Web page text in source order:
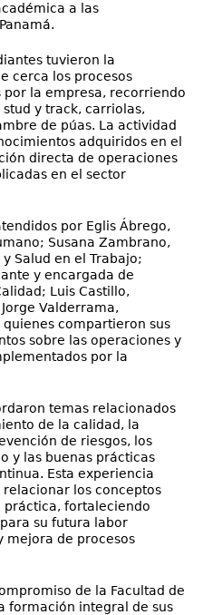
a las
tuvieron la
cerca los procesos
la empresa, recorriendo
y track, carriolas,
de púas. La actividad
adquiridos en el
directa de operaciones
en el sector
por Eglis Ábrego,
Susana Zambrano,
Salud en el Trabajo;
y encargada de
Luis Castillo,
Valderrama,
compartieron sus
sobre las operaciones y
por la
temas relacionados
de la calidad, la
de riesgos, los
y las buenas prácticas
Esta experiencia
los conceptos
práctica, fortaleciendo
su futura labor
mejora de procesos
de la Facultad de
formación integral de sus